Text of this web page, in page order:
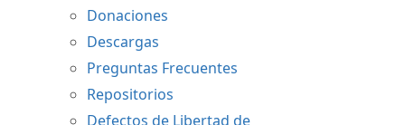
Donaciones
Descargas
Preguntas Frecuentes
Repositorios
Defectos de Libertad de